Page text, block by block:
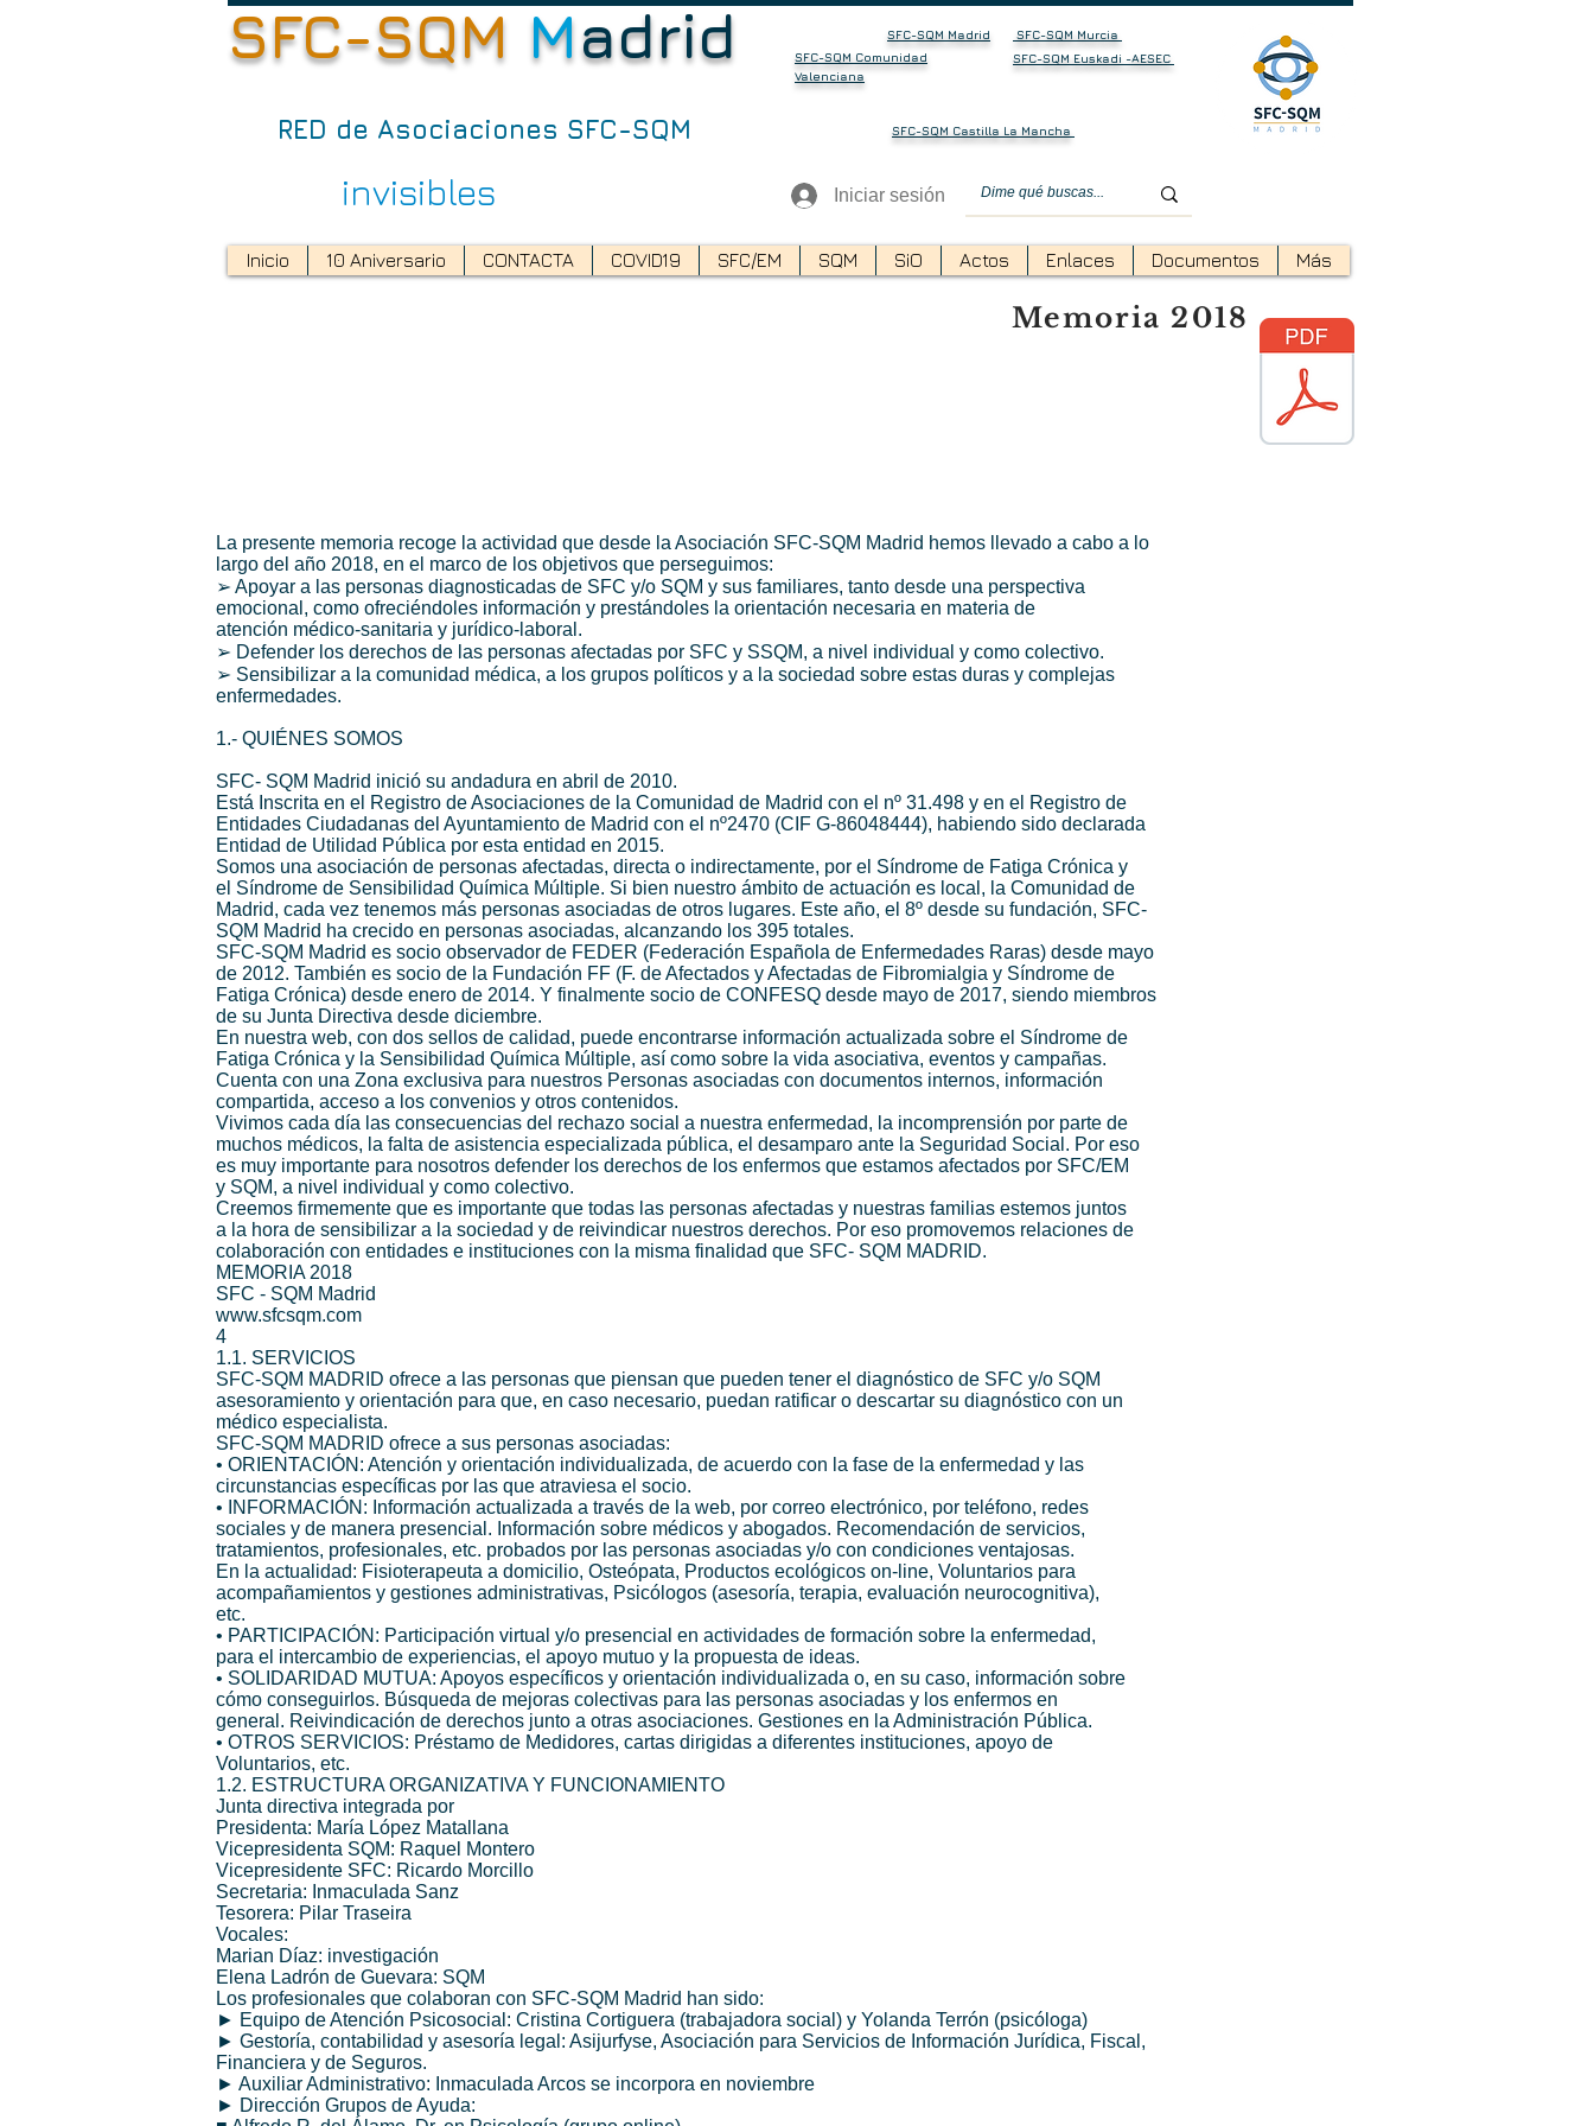
SFC-SQM Madrid
invisibles Iniciar sesión
Inicio 10 Aniversario CONTACTA COVID19 SFC/EM SQM SiO Actos Enlaces Documentos Más
RED de Asociaciones SFC-SQM
SFC-SQM Madrid
SFC-SQM Comunidad
Valenciana
SFC-SQM Murcia
SFC-SQM Euskadi -AESEC
SFC-SQM Castilla La Mancha
Memoria 2018
La presente memoria recoge la actividad que desde la Asociación SFC-SQM Madrid hemos llevado a cabo a lo
largo del año 2018, en el marco de los objetivos que perseguimos:
➢ Apoyar a las personas diagnosticadas de SFC y/o SQM y sus familiares, tanto desde una perspectiva
emocional, como ofreciéndoles información y prestándoles la orientación necesaria en materia de
atención médico-sanitaria y jurídico-laboral.
➢ Defender los derechos de las personas afectadas por SFC y SSQM, a nivel individual y como colectivo.
➢ Sensibilizar a la comunidad médica, a los grupos políticos y a la sociedad sobre estas duras y complejas
enfermedades.
1.- QUIÉNES SOMOS
SFC- SQM Madrid inició su andadura en abril de 2010.
Está Inscrita en el Registro de Asociaciones de la Comunidad de Madrid con el nº 31.498 y en el Registro de
Entidades Ciudadanas del Ayuntamiento de Madrid con el nº2470 (CIF G-86048444), habiendo sido declarada
Entidad de Utilidad Pública por esta entidad en 2015.
Somos una asociación de personas afectadas, directa o indirectamente, por el Síndrome de Fatiga Crónica y
el Síndrome de Sensibilidad Química Múltiple. Si bien nuestro ámbito de actuación es local, la Comunidad de
Madrid, cada vez tenemos más personas asociadas de otros lugares. Este año, el 8º desde su fundación, SFC-
SQM Madrid ha crecido en personas asociadas, alcanzando los 395 totales.
SFC-SQM Madrid es socio observador de FEDER (Federación Española de Enfermedades Raras) desde mayo
de 2012. También es socio de la Fundación FF (F. de Afectados y Afectadas de Fibromialgia y Síndrome de
Fatiga Crónica) desde enero de 2014. Y finalmente socio de CONFESQ desde mayo de 2017, siendo miembros
de su Junta Directiva desde diciembre.
En nuestra web, con dos sellos de calidad, puede encontrarse información actualizada sobre el Síndrome de
Fatiga Crónica y la Sensibilidad Química Múltiple, así como sobre la vida asociativa, eventos y campañas.
Cuenta con una Zona exclusiva para nuestros Personas asociadas con documentos internos, información
compartida, acceso a los convenios y otros contenidos.
Vivimos cada día las consecuencias del rechazo social a nuestra enfermedad, la incomprensión por parte de
muchos médicos, la falta de asistencia especializada pública, el desamparo ante la Seguridad Social. Por eso
es muy importante para nosotros defender los derechos de los enfermos que estamos afectados por SFC/EM
y SQM, a nivel individual y como colectivo.
Creemos firmemente que es importante que todas las personas afectadas y nuestras familias estemos juntos
a la hora de sensibilizar a la sociedad y de reivindicar nuestros derechos. Por eso promovemos relaciones de
colaboración con entidades e instituciones con la misma finalidad que SFC- SQM MADRID.
MEMORIA 2018
SFC - SQM Madrid
www.sfcsqm.com
4
1.1. SERVICIOS
SFC-SQM MADRID ofrece a las personas que piensan que pueden tener el diagnóstico de SFC y/o SQM
asesoramiento y orientación para que, en caso necesario, puedan ratificar o descartar su diagnóstico con un
médico especialista.
SFC-SQM MADRID ofrece a sus personas asociadas:
• ORIENTACIÓN: Atención y orientación individualizada, de acuerdo con la fase de la enfermedad y las
circunstancias específicas por las que atraviesa el socio.
• INFORMACIÓN: Información actualizada a través de la web, por correo electrónico, por teléfono, redes
sociales y de manera presencial. Información sobre médicos y abogados. Recomendación de servicios,
tratamientos, profesionales, etc. probados por las personas asociadas y/o con condiciones ventajosas.
En la actualidad: Fisioterapeuta a domicilio, Osteópata, Productos ecológicos on-line, Voluntarios para
acompañamientos y gestiones administrativas, Psicólogos (asesoría, terapia, evaluación neurocognitiva),
etc.
• PARTICIPACIÓN: Participación virtual y/o presencial en actividades de formación sobre la enfermedad,
para el intercambio de experiencias, el apoyo mutuo y la propuesta de ideas.
• SOLIDARIDAD MUTUA: Apoyos específicos y orientación individualizada o, en su caso, información sobre
cómo conseguirlos. Búsqueda de mejoras colectivas para las personas asociadas y los enfermos en
general. Reivindicación de derechos junto a otras asociaciones. Gestiones en la Administración Pública.
• OTROS SERVICIOS: Préstamo de Medidores, cartas dirigidas a diferentes instituciones, apoyo de
Voluntarios, etc.
1.2. ESTRUCTURA ORGANIZATIVA Y FUNCIONAMIENTO
Junta directiva integrada por
Presidenta: María López Matallana
Vicepresidenta SQM: Raquel Montero
Vicepresidente SFC: Ricardo Morcillo
Secretaria: Inmaculada Sanz
Tesorera: Pilar Traseira
Vocales:
Marian Díaz: investigación
Elena Ladrón de Guevara: SQM
Los profesionales que colaboran con SFC‐SQM Madrid han sido:
► Equipo de Atención Psicosocial: Cristina Cortiguera (trabajadora social) y Yolanda Terrón (psicóloga)
► Gestoría, contabilidad y asesoría legal: Asijurfyse, Asociación para Servicios de Información Jurídica, Fiscal,
Financiera y de Seguros.
► Auxiliar Administrativo: Inmaculada Arcos se incorpora en noviembre
► Dirección Grupos de Ayuda: